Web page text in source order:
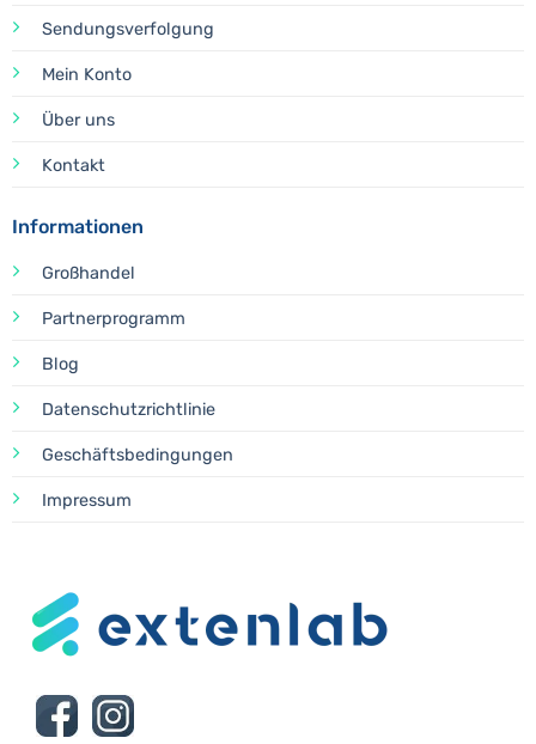
Sendungsverfolgung
Mein Konto
Über uns
Kontakt
Informationen
Großhandel
Partnerprogramm
Blog
Datenschutzrichtlinie
Geschäftsbedingungen
Impressum